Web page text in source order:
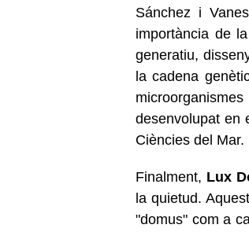
Sánchez i
importància de
generatiu,
la cadena
desenvolupat en
Ciències del Mar.
Finalment, Lux
la quietud.
"domus" com a